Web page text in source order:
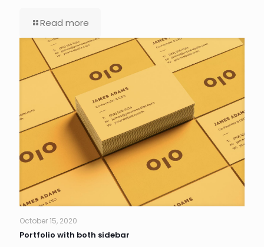
Read more
October 15, 2020
Portfolio with both sidebar